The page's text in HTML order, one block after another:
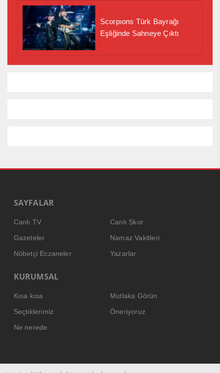
Scorpıons Türk Bayrağı
Eşliğinde Sahneye Çıktı
SAYFALAR
Canlı TV
Canlı Skor
Gazeteler
Namaz Vakitleri
Nöbetçi Eczaneler
Yazarlar
KURUMSAL
Kısa kısa
Mutlaka Görün
Seçtiklerimiz
Öneriyoruz
Ne nerede